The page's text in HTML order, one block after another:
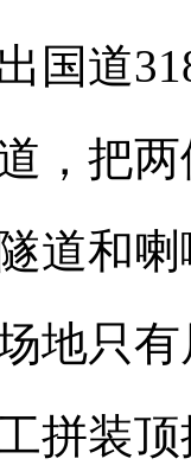
国道
，把
道和
地只
拼装